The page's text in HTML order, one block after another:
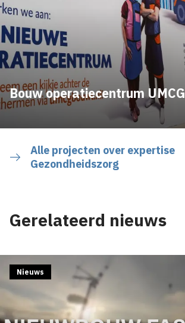
Bouw operatiecentrum UMCG
Alle projecten over expertise
Gezondheidszorg
Gerelateerd nieuws
Nieuws